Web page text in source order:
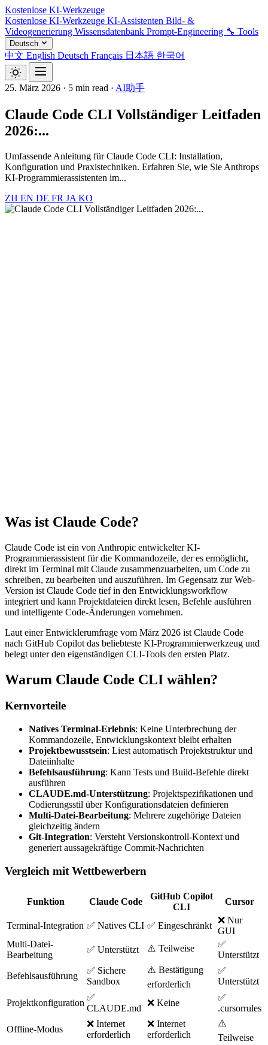
Kostenlose KI-Werkzeuge
Kostenlose KI-Werkzeuge KI-Assistenten Bild- &
Videogenerierung Wissensdatenbank Prompt-Engineering 🔧 Tools
Deutsch
中文 English Deutsch Français 日本語 한국어
25. März 2026 · 5 min read · AI助手
Claude Code CLI Vollständiger Leitfaden
2026:...
Umfassende Anleitung für Claude Code CLI: Installation,
Konfiguration und Praxistechniken. Erfahren Sie, wie Sie Anthrops
KI-Programmierassistenten im...
ZH EN DE FR JA KO
Was ist Claude Code?
Claude Code ist ein von Anthropic entwickelter KI-
Programmierassistent für die Kommandozeile, der es ermöglicht,
direkt im Terminal mit Claude zusammenzuarbeiten, um Code zu
schreiben, zu bearbeiten und auszuführen. Im Gegensatz zur Web-
Version ist Claude Code tief in den Entwicklungsworkflow
integriert und kann Projektdateien direkt lesen, Befehle ausführen
und intelligente Code-Änderungen vornehmen.
Laut einer Entwicklerumfrage vom März 2026 ist Claude Code
nach GitHub Copilot das beliebteste KI-Programmierwerkzeug und
belegt unter den eigenständigen CLI-Tools den ersten Platz.
Warum Claude Code CLI wählen?
Kernvorteile
Natives Terminal-Erlebnis: Keine Unterbrechung der
Kommandozeile, Entwicklungskontext bleibt erhalten
Projektbewusstsein: Liest automatisch Projektstruktur und
Dateiinhalte
Befehlsausführung: Kann Tests und Build-Befehle direkt
ausführen
CLAUDE.md-Unterstützung: Projektspezifikationen und
Codierungsstil über Konfigurationsdateien definieren
Multi-Datei-Bearbeitung: Mehrere zugehörige Dateien
gleichzeitig ändern
Git-Integration: Versteht Versionskontroll-Kontext und
generiert aussagekräftige Commit-Nachrichten
Vergleich mit Wettbewerbern
Funktion Claude Code
GitHub Copilot
CLI
Cursor
Terminal-Integration ✅ Natives CLI ✅ Eingeschränkt
❌ Nur
GUI
Multi-Datei-
Bearbeitung
✅ Unterstützt ⚠️ Teilweise
✅
Unterstützt
Befehlsausführung
✅ Sichere
Sandbox
⚠️ Bestätigung
erforderlich
✅
Unterstützt
Projektkonfiguration
✅
CLAUDE.md
❌ Keine
✅
.cursorrules
Offline-Modus
❌ Internet
erforderlich
❌ Internet
erforderlich
⚠️
Teilweise